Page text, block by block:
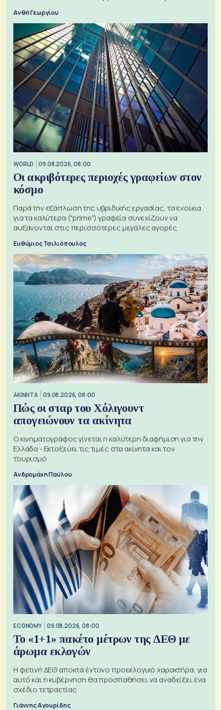
Ανθή Γεωργίου
WORLD 09.08.2026, 08:00
Οι ακριβότερες περιοχές γραφείων στον
κόσμο
Παρά την εξάπλωση της υβριδικής εργασίας, τα ενοίκια
για τα καλύτερα ("prime") γραφεία συνεχίζουν να
αυξάνονται στις περισσότερες μεγάλες αγορές
Ευθύμιος Τσιλιόπουλος
ΑΚΙΝΗΤΑ 09.08.2026, 08:00
Πώς οι σταρ του Χόλιγουντ
απογειώνουν τα ακίνητα
Ο κινηματογράφος γίνεται η καλύτερη διαφήμιση για την
Ελλάδα - Εκτοξεύει τις τιμές στα ακίνητα και τον
τουρισμό
Ανδρομάχη Παύλου
ECONOMY 09.08.2026, 08:00
Το «1+1» πακέτο μέτρων της ΔΕΘ με
άρωμα εκλογών
Η φετινή ΔΕΘ αποκτά έντονο προεκλογικό χαρακτήρα, για
αυτό και η κυβέρνηση θα προσπαθήσει να αναδείξει ένα
σχέδιο τετραετίας
Γιάννης Αγουρίδης